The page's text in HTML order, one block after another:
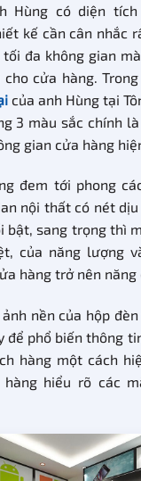
Hùng có diện
kế cần cân nhắc
đa không gian
cửa hàng. Trong
của anh Hùng tại
3 màu sắc chính
gian cửa hàng
đem tới phong
nội thất có nét
bật, sang trọng thì
của năng lượng
hàng trở nên năng
nền của hộp
để phổ biến thông
hàng một cách
hàng hiểu rõ các